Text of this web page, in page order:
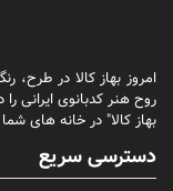
امروز بهاز کالا در طرح،
روح هنر کدبانوی ایرانی
بهاز کالا" در خانه های
دسترسی سریع